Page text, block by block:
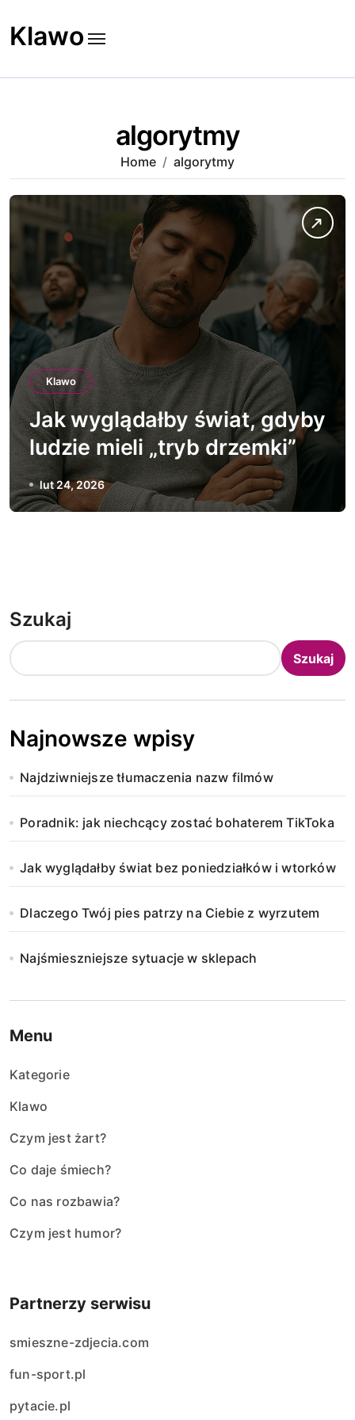
to
content
Klawo
algorytmy
Home algorytmy
Klawo
Jak wyglądałby świat, gdyby
ludzie mieli „tryb drzemki”
lut 24, 2026
Szukaj
Szukaj
Najnowsze wpisy
Najdziwniejsze tłumaczenia nazw filmów
Poradnik: jak niechcący zostać bohaterem TikToka
Jak wyglądałby świat bez poniedziałków i wtorków
Dlaczego Twój pies patrzy na Ciebie z wyrzutem
Najśmieszniejsze sytuacje w sklepach
Menu
Kategorie
Klawo
Czym jest żart?
Co daje śmiech?
Co nas rozbawia?
Czym jest humor?
Partnerzy serwisu
smieszne-zdjecia.com
fun-sport.pl
pytacie.pl